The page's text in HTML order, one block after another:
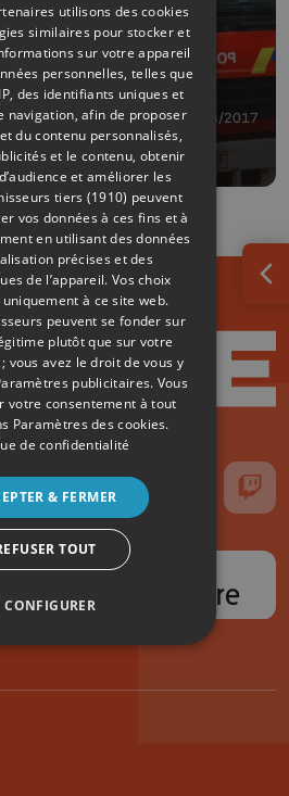
23/08/2017
Xhoris
sur Instagram
Suivez-nous sur TikTokSuivez-nous sur YouTube
Suivez-nous
utilisons des cookies
similaires pour stocker et
sur votre appareil
personnelles, telles que
des identifiants uniques et
navigation, afin de proposer
du contenu personnalisés,
et le contenu, obtenir
et améliorer les
tiers (1910) peuvent
vos données à ces fins et à
en utilisant des données
précises et des
de l’appareil. Vos choix
uniquement à ce site web.
peuvent se fonder sur
plutôt que sur votre
vous avez le droit de vous y
publicitaires. Vous
votre consentement à tout
Paramètres des cookies.
de confidentialité
& FERMER
TOUT
CONFIGURER